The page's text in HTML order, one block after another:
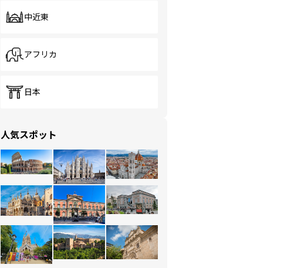
中近東
アフリカ
日本
人気スポット